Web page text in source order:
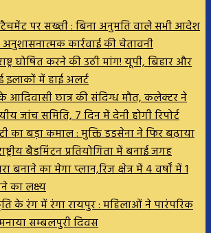
पर सख्ती : बिना अनुमति वाले सभी आदेश
कार्रवाई की चेतावनी
घोषित करने की उठी मांग! यूपी, बिहार और
में हाई अलर्ट
छात्र की संदिग्ध मौत, कलेक्टर ने
जांच समिति, 7 दिन में देनी होगी रिपोर्ट
का बड़ा कमाल : मुक्ति डडसेना ने फिर बढ़ाया
बैडमिंटन प्रतियोगिता में बनाई जगह
बनाने का मेगा प्लान,रिज क्षेत्र में 4 वर्षों में 1
का लक्ष्य
के रंग में रंगा रायपुर : महिलाओं ने पारंपरिक
सम्बलपुरी दिवस